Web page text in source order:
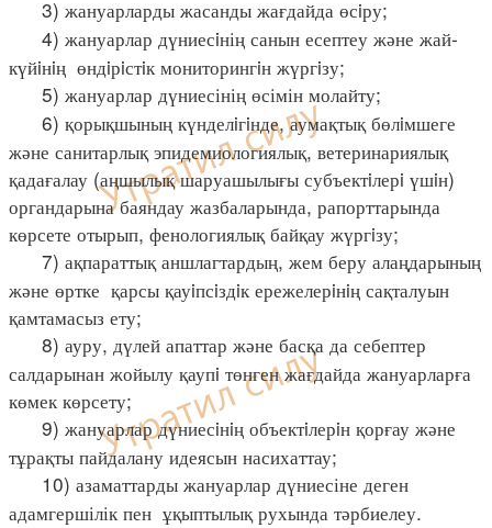
3) жануарларды жасанды жағдайда өсiру;
4) жануарлар дүниесiнің санын есептеу және жай-
күйiнiң өндiрiстiк мониторингiн жүргiзу;
5) жануарлар дүниесінің өсімін молайту;
6) қорықшының күнделiгiнде, аумақтық бөлiмшеге
және санитарлық эпидемиологиялық, ветеринариялық
қадағалау (аңшылық шаруашылығы субъектiлерi үшiн)
органдарына баяндау жазбаларында, рапорттарында
көрсете отырып, фенологиялық байқау жүргiзу;
7) ақпараттық аншлагтардың, жем беру алаңдарының
және өртке қарсы қауiпсiздiк ережелерiнiң сақталуын
қамтамасыз ету;
8) ауру, дүлей апаттар және басқа да себептер
салдарынан жойылу қаупi төнген жағдайда жануарларға
көмек көрсету;
9) жануарлар дүниесiнiң объектiлерiн қорғау және
тұрақты пайдалану идеясын насихаттау;
10) азаматтарды жануарлар дүниесіне деген
адамгершілік пен ұқыптылық рухында тәрбиелеу.